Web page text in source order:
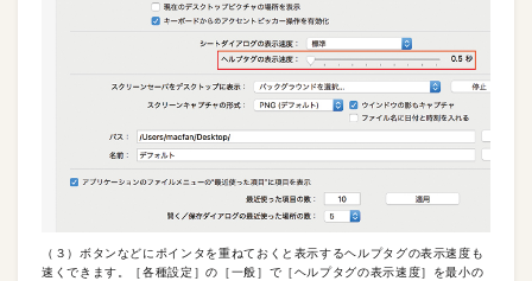
（３）ボタンなどにポインタを重ねておくと表示するヘルプタグの表示速度も
速くできます。［各種設定］の［一般］で［ヘルプタグの表示速度］を最小の